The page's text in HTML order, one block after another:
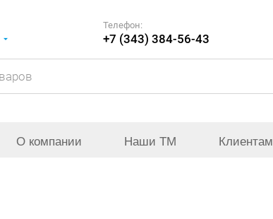
Телефон:
+7 (343) 384-56-43
О компании Наши ТМ Клиентам